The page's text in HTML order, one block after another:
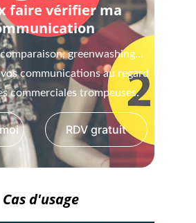
Contactez-moiRDV gratuit
injonction de payer,
en oeuvre le bon moyen
les sommes.
faire vérifier ma
greenwashing...
communications au regard
commerciales trompeuses.
Cas d'usage